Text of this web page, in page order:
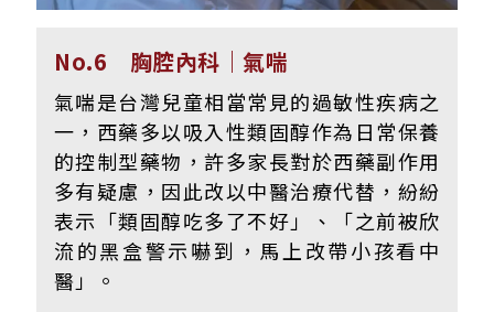
No.6 胸腔內科｜氣喘
氣喘是台灣兒童相當常見的過敏性疾病之
一，西藥多以吸入性類固醇作為日常保養
的控制型藥物，許多家長對於西藥副作用
多有疑慮，因此改以中醫治療代替，紛紛
表示「類固醇吃多了不好」、「之前被欣
流的黑盒警示嚇到，馬上改帶小孩看中
醫」。